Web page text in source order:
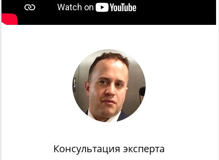
Консультация эксперта